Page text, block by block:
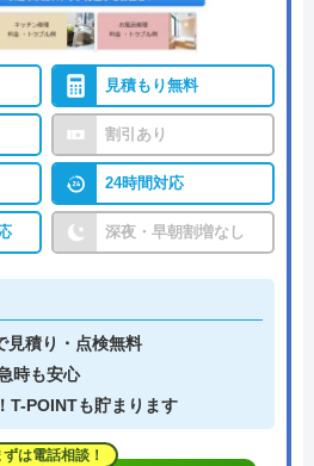
見積もり無料
割引あり
24時間対応
深夜・早朝割増なし
見積り・点検無料
時も安心
T-POINTも貯まります
ずは電話相談！